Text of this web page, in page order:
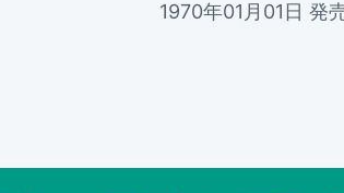
1970年01月01日 発